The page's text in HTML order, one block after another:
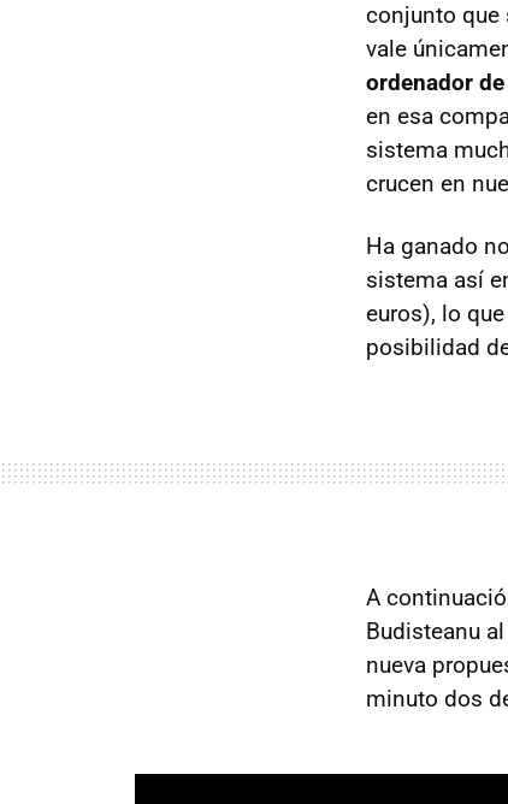
conjunto que
vale
ordenador
en esa
sistema
crucen en
Ha ganado
sistema así
euros), lo
posibilidad
A
Budisteanu
nueva
minuto dos